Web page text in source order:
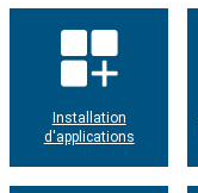
Installation
d'applications